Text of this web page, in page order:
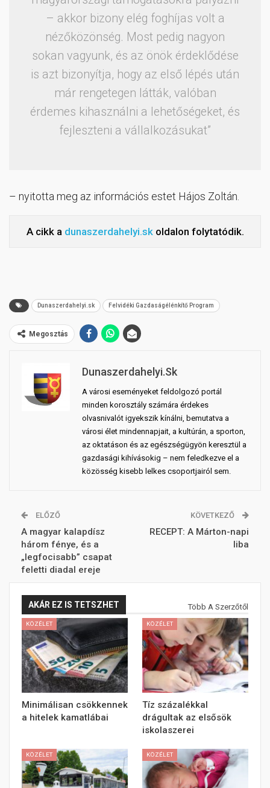
– akkor bizony elég foghíjas volt a
nézőközönség. Most pedig nagyon
sokan vagyunk, és az önök érdeklődése
is azt bizonyítja, hogy az első lépés után
már rengetegen látták, valóban
érdemes kihasználni a lehetőségeket, és
fejleszteni a vállalkozásukat”
– nyitotta meg az információs estet Hájos Zoltán.
A cikk a dunaszerdahelyi.skoldalon folytatódik.
Dunaszerdahelyi.sk Felvidéki Gazdaságélénkítő Program
Megosztás
Dunaszerdahelyi.sk
A városi eseményeket feldolgozó portál
minden korosztály számára érdekes
olvasnivalót igyekszik kínálni, bemutatva a
városi élet mindennapjait, a kultúrán, a sporton,
az oktatáson és az egészségügyön keresztül a
gazdasági kihívásokig – nem feledkezve el a
közösség kisebb lelkes csoportjairól sem.
ELŐZŐ
A magyar kalapdísz
három fénye, és a
„legfocisabb” csapat
feletti diadal ereje
KÖVETKEZŐ
RECEPT: A Márton-napi
liba
AKÁR EZ IS TETSZHET Több A Szerzőtől
KÖZÉLET
Minimálisan csökkennek
a hitelek kamatlábai
KÖZÉLET
Tíz százalékkal
drágultak az elsősök
iskolaszerei
KÖZÉLET KÖZÉLET